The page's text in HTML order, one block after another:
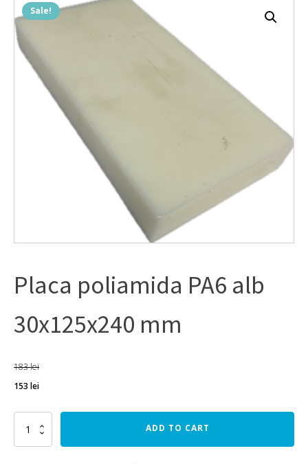
Sale!
Placa poliamida PA6 alb
30x125x240 mm
183lei
153 lei
Placa
poliamida
PA6
ADD TO CART